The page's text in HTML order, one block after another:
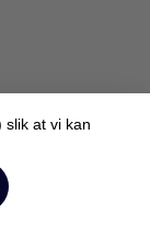
slik at vi kan